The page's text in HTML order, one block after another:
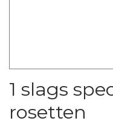
1 slags
rosetten